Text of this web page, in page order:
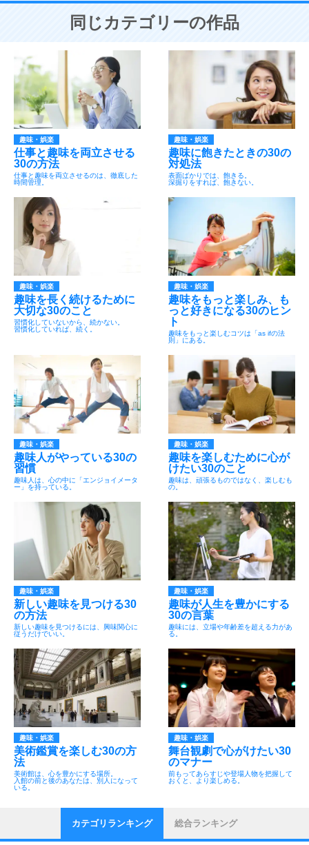
同じカテゴリーの作品
趣味・娯楽
仕事と趣味を両立させる
30の方法
仕事と趣味を両立させるのは、徹底した
時間管理。
趣味・娯楽
趣味に飽きたときの30の
対処法
表面ばかりでは、飽きる。
深掘りをすれば、飽きない。
趣味・娯楽
趣味を長く続けるために
大切な30のこと
習慣化していないから、続かない。
習慣化していれば、続く。
趣味・娯楽
趣味をもっと楽しみ、も
っと好きになる30のヒン
ト
趣味をもっと楽しむコツは「as ifの法
則」にある。
趣味・娯楽
趣味人がやっている30の
習慣
趣味人は、心の中に「エンジョイメータ
ー」を持っている。
趣味・娯楽
趣味を楽しむために心が
けたい30のこと
趣味は、頑張るものではなく、楽しむも
の。
趣味・娯楽
新しい趣味を見つける30
の方法
新しい趣味を見つけるには、興味関心に
従うだけでいい。
趣味・娯楽
趣味が人生を豊かにする
30の言葉
趣味には、立場や年齢差を超える力があ
る。
趣味・娯楽
美術鑑賞を楽しむ30の方
法
美術館は、心を豊かにする場所。
入館の前と後のあなたは、別人になって
いる。
趣味・娯楽
舞台観劇で心がけたい30
のマナー
前もってあらすじや登場人物を把握して
おくと、より楽しめる。
カテゴリランキング 総合ランキング